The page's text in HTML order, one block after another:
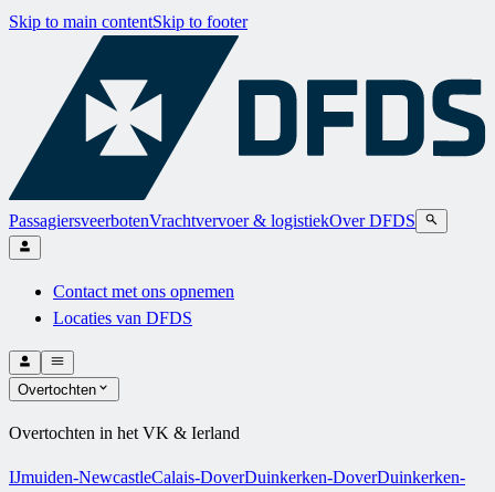
Skip to main contentSkip to footer
PassagiersveerbotenVrachtvervoer & logistiekOver DFDS
Contact met ons opnemen
Locaties van DFDS
Overtochten
Overtochten in het VK & Ierland
IJmuiden-NewcastleCalais-DoverDuinkerken-DoverDuinkerken-